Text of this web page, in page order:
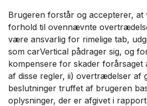
Brugeren forstår og accepterer, at
forhold til ovennævnte
være ansvarlig for rimelige tab,
som carVertical pådrager sig, og
kompensere for skader forårsaget
af disse regler, ii) overtrædelser af
beslutninger truffet af brugeren
oplysninger, der er afgivet i